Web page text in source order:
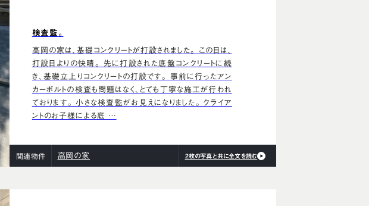
検査監。
高岡の家は、基礎コンクリートが打設されました。 この日は、
打設日よりの快晴。 先に打設された底盤コンクリートに続
き、基礎立上りコンクリートの打設です。 事前に行ったアン
カーボルトの検査も問題はなく、とても丁寧な施工が行われ
ております。 小さな検査監がお見えになりました。 クライア
ントのお子様による底 …
関連物件 高岡の家 2枚の写真と共に全文を読む